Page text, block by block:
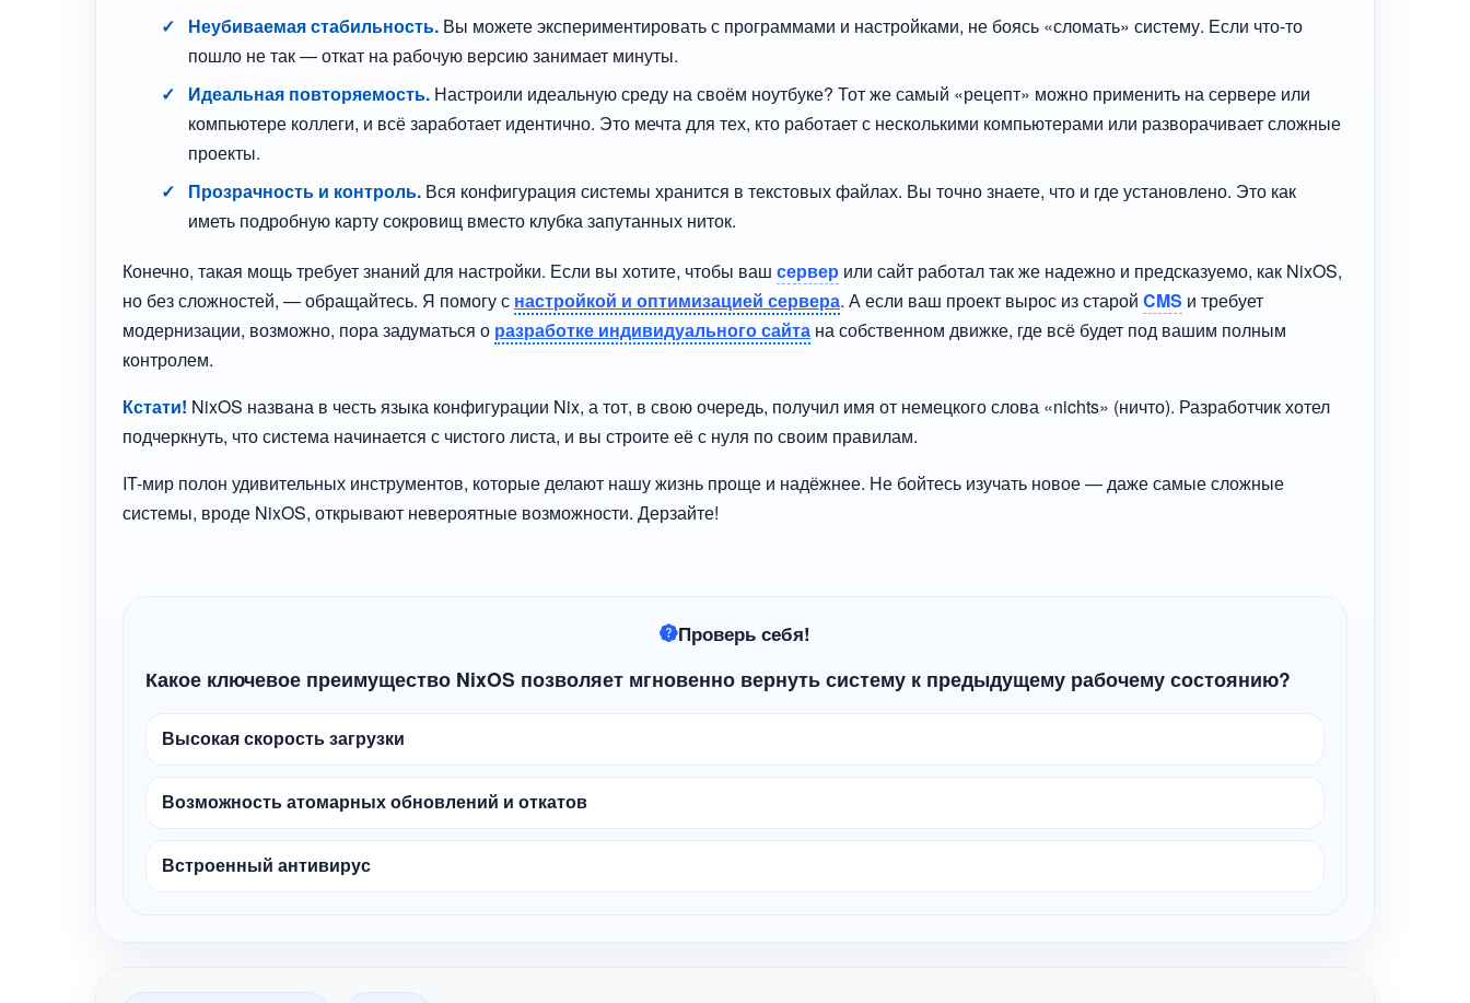
Неубиваемая стабильность. Вы можете экспериментировать с программами и настройками, не боясь «сломать» систему. Если что-то
пошло не так — откат на рабочую версию занимает минуты.
Идеальная повторяемость. Настроили идеальную среду на своём ноутбуке? Тот же самый «рецепт» можно применить на сервере или
компьютере коллеги, и всё заработает идентично. Это мечта для тех, кто работает с несколькими компьютерами или разворачивает сложные
проекты.
Прозрачность и контроль. Вся конфигурация системы хранится в текстовых файлах. Вы точно знаете, что и где установлено. Это как
иметь подробную карту сокровищ вместо клубка запутанных ниток.
Конечно, такая мощь требует знаний для настройки. Если вы хотите, чтобы ваш сервер или сайт работал так же надежно и предсказуемо, как NixOS,
но без сложностей, — обращайтесь. Я помогу с настройкой и оптимизацией сервера. А если ваш проект вырос из старой CMS и требует
модернизации, возможно, пора задуматься о разработке индивидуального сайта на собственном движке, где всё будет под вашим полным
контролем.
Кстати! NixOS названа в честь языка конфигурации Nix, а тот, в свою очередь, получил имя от немецкого слова «nichts» (ничто). Разработчик хотел
подчеркнуть, что система начинается с чистого листа, и вы строите её с нуля по своим правилам.
IT-мир полон удивительных инструментов, которые делают нашу жизнь проще и надёжнее. Не бойтесь изучать новое — даже самые сложные
системы, вроде NixOS, открывают невероятные возможности. Дерзайте!
Проверь себя!
Какое ключевое преимущество NixOS позволяет мгновенно вернуть систему к предыдущему рабочему состоянию?
Высокая скорость загрузки
Возможность атомарных обновлений и откатов
Встроенный антивирус